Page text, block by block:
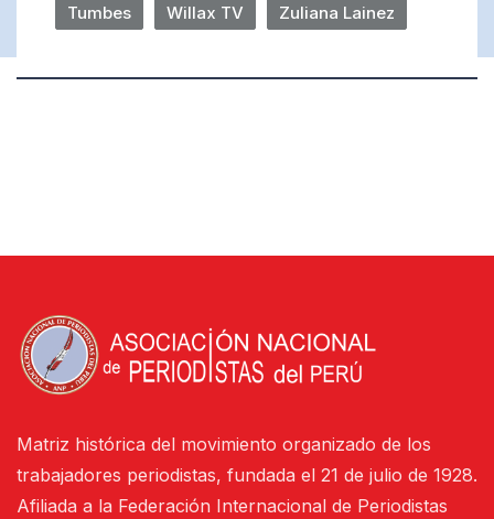
Tumbes Willax TV Zuliana Lainez
Matriz histórica del movimiento organizado de los
trabajadores periodistas, fundada el 21 de julio de 1928.
Afiliada a la Federación Internacional de Periodistas